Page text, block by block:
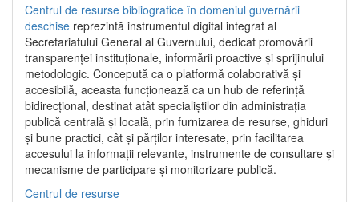
Centrul de resurse bibliografice în domeniul guvernării
deschise reprezintă instrumentul digital integrat al
Secretariatului General al Guvernului, dedicat promovării
transparenței instituționale, informării proactive și sprijinului
metodologic. Concepută ca o platformă colaborativă și
accesibilă, aceasta funcționează ca un hub de referință
bidirecțional, destinat atât specialiștilor din administrația
publică centrală și locală, prin furnizarea de resurse, ghiduri
și bune practici, cât și părților interesate, prin facilitarea
accesului la informații relevante, instrumente de consultare și
mecanisme de participare și monitorizare publică.
Centrul de resurse